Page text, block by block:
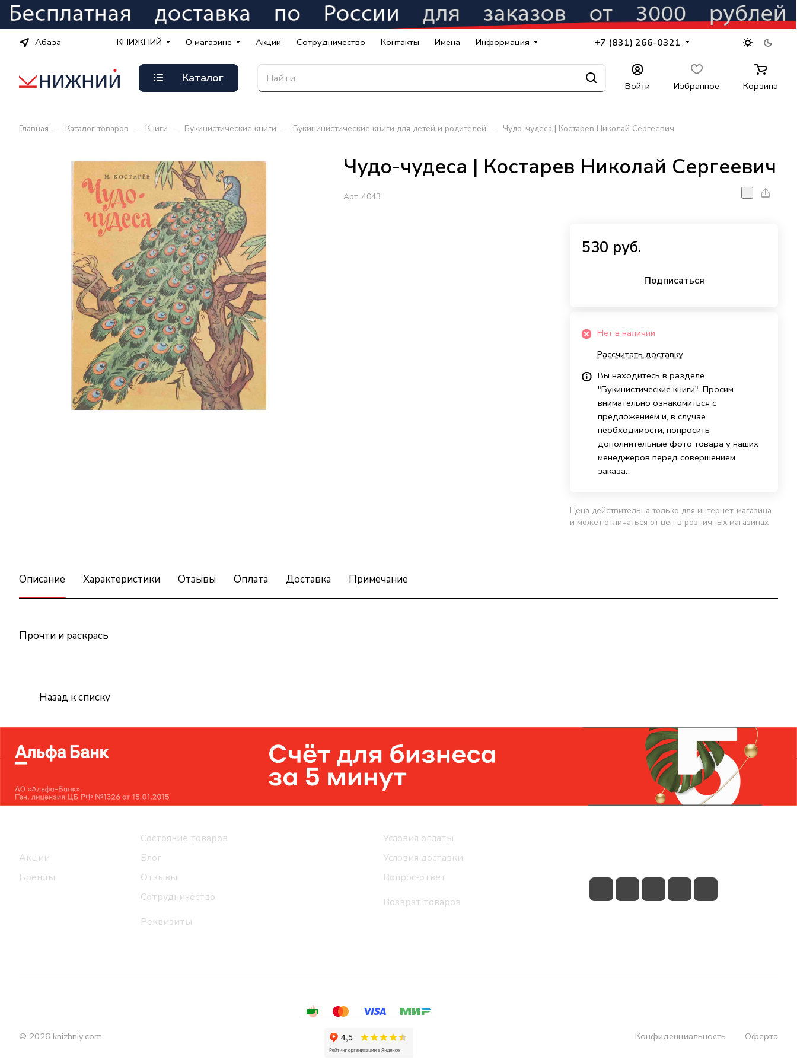
Абаза КНИЖНИЙ О магазине Акции Сотрудничество Контакты Имена Информация +7 (831) 266-0321
Каталог
Войти Избранное Корзина
Главная – Каталог товаров – Книги – Букинистические книги – Букининистические книги для детей и родителей – Чудо-чудеса | Костарев Николай Сергеевич
Чудо-чудеса | Костарев Николай Сергеевич
Арт. 4043
530 руб.
Подписаться
Нет в наличии
Рассчитать доставку
Вы находитесь в разделе
"Букинистические книги". Просим
внимательно ознакомиться с
предложением и, в случае
необходимости, попросить
дополнительные фото товара у наших
менеджеров перед совершением
заказа.
Цена действительна только для интернет-магазина
и может отличаться от цен в розничных магазинах
Описание Характеристики Отзывы Оплата Доставка Примечание
Прочти и раскрась
Назад к списку
Акции
Бренды
Состояние товаров
Блог
Отзывы
Сотрудничество
Реквизиты
Условия оплаты
Условия доставки
Вопрос-ответ
Возврат товаров
© 2026 knizhniy.com Конфиденциальность Оферта